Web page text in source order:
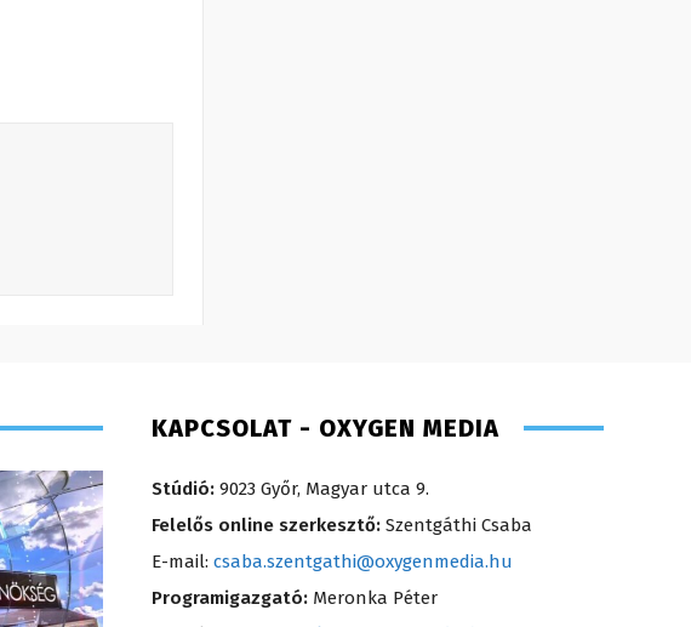
KAPCSOLAT - OXYGEN MEDIA
Stúdió: 9023 Győr, Magyar utca 9.
Felelős online szerkesztő: Szentgáthi Csaba
E-mail: csaba.szentgathi@oxygenmedia.hu
Programigazgató: Meronka Péter